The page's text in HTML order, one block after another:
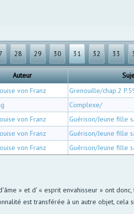
28 29 30 31 32 33
Auteur
von Franz Grenouille/chap.2
Complexe/
von Franz Guérison/Jeune fille
von Franz Guérison/Jeune fille
von Franz Guérison/Jeune fille
» et d' « esprit envahisseur » ont
est transférée à un autre objet, cela